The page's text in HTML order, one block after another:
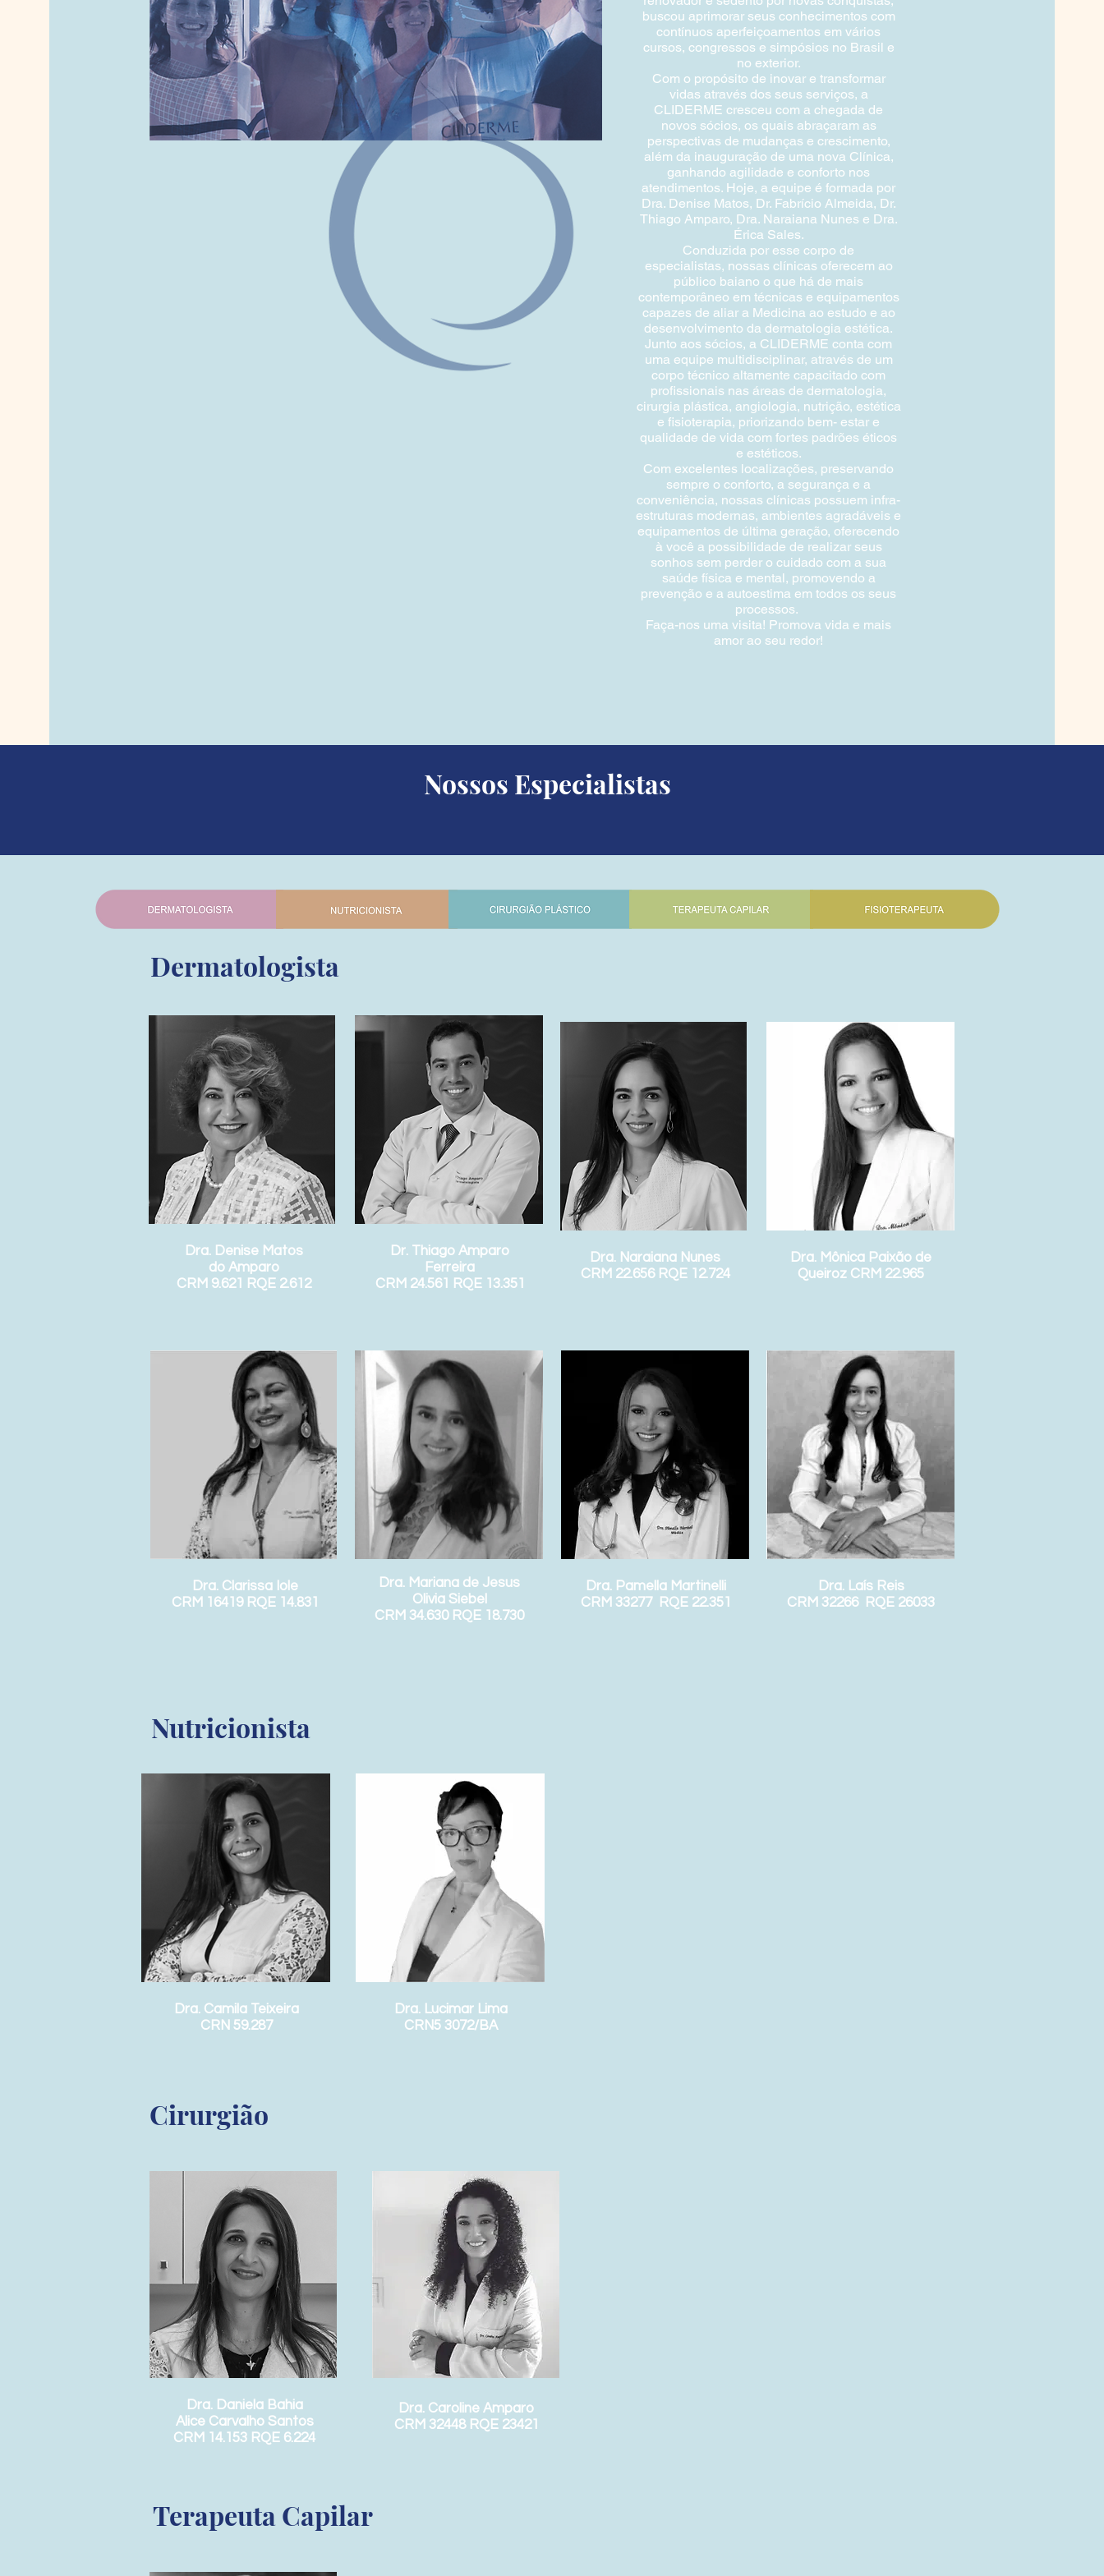
buscou aprimorar seus conhecimentos com
contínuos aperfeiçoamentos em vários
cursos, congressos e simpósios no Brasil e
no exterior.
Com o propósito de inovar e transformar
vidas através dos seus serviços, a
CLIDERME cresceu com a chegada de
novos sócios, os quais abraçaram as
perspectivas de mudanças e crescimento,
além da inauguração de uma nova Clínica,
ganhando agilidade e conforto nos
atendimentos. Hoje, a equipe é formada por
Dra. Denise Matos, Dr. Fabrício Almeida, Dr.
Thiago Amparo, Dra. Naraiana Nunes e Dra.
Érica Sales.
Conduzida por esse corpo de
especialistas, nossas clínicas oferecem ao
público baiano o que há de mais
contemporâneo em técnicas e equipamentos
capazes de aliar a Medicina ao estudo e ao
desenvolvimento da dermatologia estética.
Junto aos sócios, a CLIDERME conta com
uma equipe multidisciplinar, através de um
corpo técnico altamente capacitado com
profissionais nas áreas de dermatologia,
cirurgia plástica, angiologia, nutrição, estética
e fisioterapia, priorizando bem- estar e
qualidade de vida com fortes padrões éticos
e estéticos.
Com excelentes localizações, preservando
sempre o conforto, a segurança e a
conveniência, nossas clínicas possuem infra-
estruturas modernas, ambientes agradáveis e
equipamentos de última geração, oferecendo
à você a possibilidade de realizar seus
sonhos sem perder o cuidado com a sua
saúde física e mental, promovendo a
prevenção e a autoestima em todos os seus
processos.
Faça-nos uma visita! Promova vida e mais
amor ao seu redor!
Nossos Especialistas
Dermatologista
Dra. Denise Matos
do Amparo
CRM 9.621 RQE 2.612
Dr. Thiago Amparo
Ferreira
CRM 24.561 RQE 13.351
Dra. Naraiana Nunes
CRM 22.656 RQE 12.724
Dra. Mônica Paixão de
Queiroz CRM 22.965
Dra. Clarissa Iole
CRM 16419 RQE 14.831
Dra. Mariana de Jesus
Olivia Siebel
CRM 34.630 RQE 18.730
Dra. Pamella Martinelli
CRM 33277 RQE 22.351
Dra. Laís Reis
CRM 32266 RQE 26033
Nutricionista
Dra. Camila Teixeira
CRN 59.287
Dra. Lucimar Lima
CRN5 3072/BA
Cirurgião
Dra. Daniela Bahia
Alice Carvalho Santos
CRM 14.153 RQE 6.224
Dra. Caroline Amparo
CRM 32448 RQE 23421
Terapeuta Capilar